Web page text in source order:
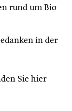
rund um Bio
in der
Sie hier